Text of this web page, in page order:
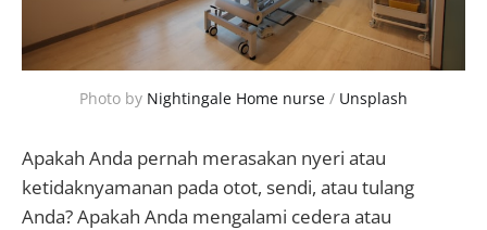
Photo by Nightingale Home nurse / Unsplash
Apakah Anda pernah merasakan nyeri atau
ketidaknyamanan pada otot, sendi, atau tulang
Anda? Apakah Anda mengalami cedera atau